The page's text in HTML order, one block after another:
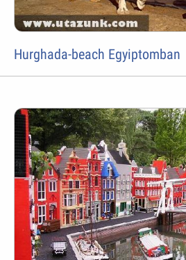
Hurghada-beach Egyiptomban